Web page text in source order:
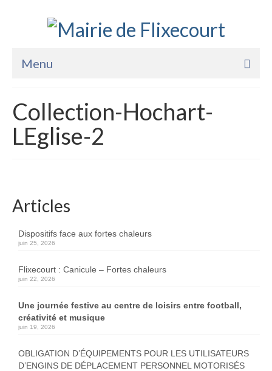
Menu
La Mairie
Vie Pratique
Collection-Hochart-
LEglise-2
Articles
Dispositifs face aux fortes chaleurs
juin 25, 2026
Flixecourt : Canicule – Fortes chaleurs
juin 22, 2026
Une journée festive au centre de loisirs entre football,
créativité et musique
juin 19, 2026
OBLIGATION D’ÉQUIPEMENTS POUR LES UTILISATEURS
D’ENGINS DE DÉPLACEMENT PERSONNEL MOTORISÉS